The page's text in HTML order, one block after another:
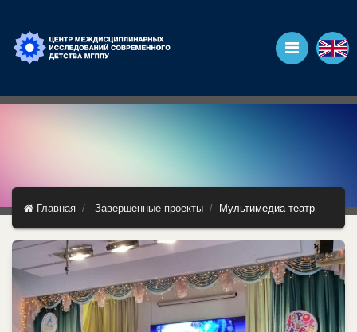
Главная Завершенные проекты Мультимедиа-театр